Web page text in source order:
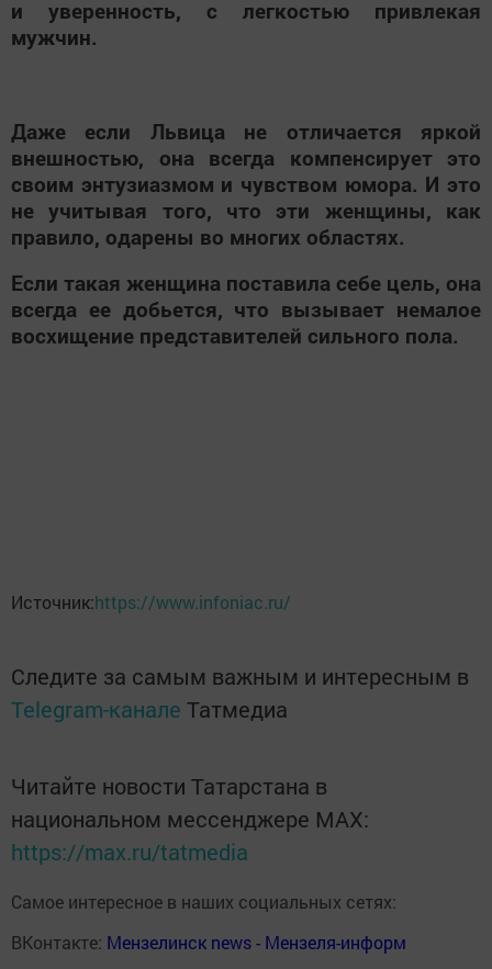
и уверенность, с легкостью привлекая
мужчин.
Даже если Львица не отличается яркой
внешностью, она всегда компенсирует это
своим энтузиазмом и чувством юмора. И это
не учитывая того, что эти женщины, как
правило, одарены во многих областях.
Если такая женщина поставила себе цель, она
всегда ее добьется, что вызывает немалое
восхищение представителей сильного пола.
Источник:https://www.infoniac.ru/
Следите за самым важным и интересным в
Telegram-канале Татмедиа
Читайте новости Татарстана в
национальном мессенджере MАХ:
https://max.ru/tatmedia
Самое интересное в наших социальных сетях:
ВКонтакте: Мензелинск news - Мензеля-информ